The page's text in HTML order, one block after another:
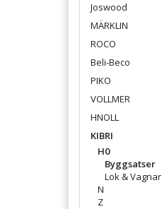
Joswood
MÄRKLIN
ROCO
Beli-Beco
PIKO
VOLLMER
HNOLL
KIBRI
H0
Byggsatser
Lok & Vagnar
N
Z